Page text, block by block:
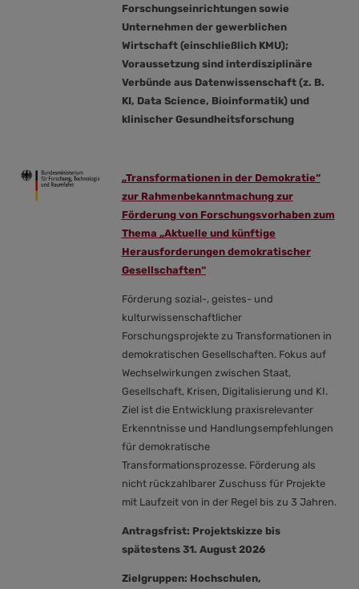
Forschungseinrichtungen sowie
Unternehmen der gewerblichen
Wirtschaft (einschließlich KMU);
Voraussetzung sind interdisziplinäre
Verbünde aus Datenwissenschaft (z. B.
KI, Data Science, Bioinformatik) und
klinischer Gesundheitsforschung
„Transformationen in der Demokratie“
zur Rahmenbekanntmachungzur
Förderung von Forschungsvorhaben zum
Thema „Aktuelle und künftige
Herausforderungen demokratischer
Gesellschaften“
Förderung sozial-, geistes- und
kulturwissenschaftlicher
Forschungsprojekte zu Transformationen in
demokratischen Gesellschaften. Fokus auf
Wechselwirkungen zwischen Staat,
Gesellschaft, Krisen, Digitalisierung und KI.
Ziel ist die Entwicklung praxisrelevanter
Erkenntnisse und Handlungsempfehlungen
für demokratische
Transformationsprozesse. Förderung als
nicht rückzahlbarer Zuschuss für Projekte
mit Laufzeit von in der Regel bis zu 3 Jahren.
Antragsfrist: Projektskizze bis
spätestens 31. August 2026
Zielgruppen: Hochschulen,